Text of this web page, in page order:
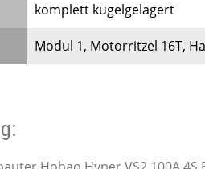
komplett kugelgelagert
Modul 1, Motorritzel 16T,